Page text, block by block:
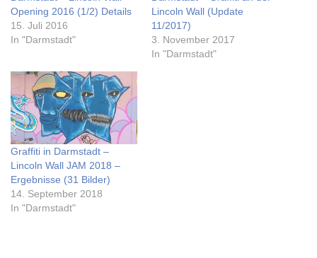
Opening 2016 (1/2) Details
15. Juli 2016
In "Darmstadt"
Lincoln Wall (Update
11/2017)
3. November 2017
In "Darmstadt"
Graffiti in Darmstadt –
Lincoln Wall JAM 2018 –
Ergebnisse (31 Bilder)
14. September 2018
In "Darmstadt"